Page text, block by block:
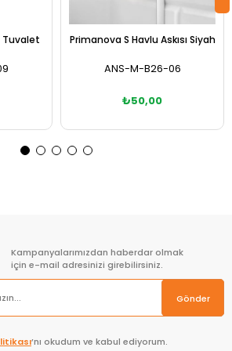
Tuvalet
Primanova S Havlu Askısı Siyah
ANS-M-B26-06
₺50,00
Kampanyalarımızdan haberdar olmak
için e-mail adresinizi girebilirsiniz.
Gönder
’nı okudum ve kabul ediyorum.